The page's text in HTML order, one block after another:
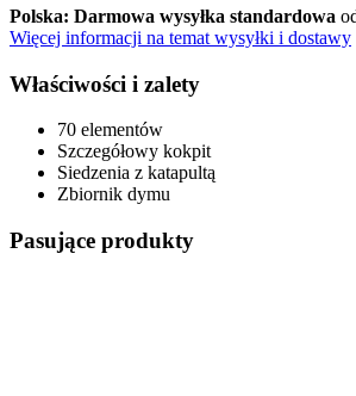
Polska: Darmowa wysyłka standardowa
Więcej informacji na temat wysyłki i dostawy
Właściwości i zalety
70 elementów
Szczegółowy kokpit
Siedzenia z katapultą
Zbiornik dymu
Pasujące produkty